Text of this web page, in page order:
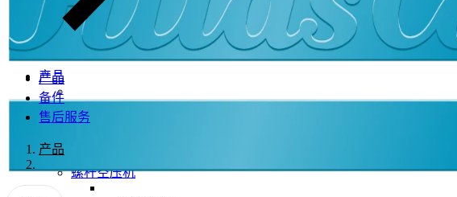
产品
备件
售后服务
产品
产品
产品
螺杆空压机